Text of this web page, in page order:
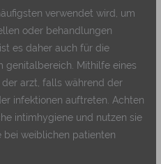
verwendet wird, um
oder behandlungen
es daher auch für die
genitalbereich. Mithilfe eines
arzt, falls während der
infektionen auftreten. Achten
intimhygiene und nutzen sie
bei weiblichen patienten